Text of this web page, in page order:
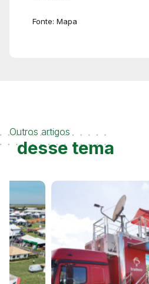
Fonte: Mapa
Outros artigos
desse tema